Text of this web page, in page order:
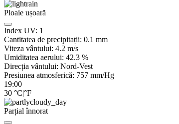
Ploaie ușoară
Index UV: 1
Cantitatea de precipitații: 0.1 mm
Viteza vântului: 4.2 m/s
Umiditatea aerului: 42.3 %
Direcția vântului: Nord-Vest
Presiunea atmosferică: 757 mm/Hg
19:00
30 °C|°F
Parțial înnorat